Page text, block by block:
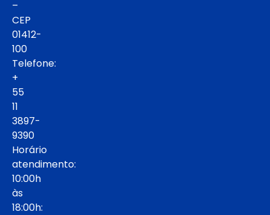
–
CEP
01412-
100
Telefone:
+
55
11
3897-
9390
Horário
atendimento:
10:00h
às
18:00h: